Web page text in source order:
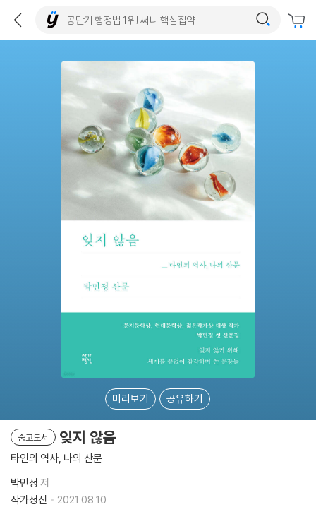
미리보기 공유하기
중고도서 잊지 않음
타인의 역사, 나의 산문
박민정 저
작가정신
2021.08.10.